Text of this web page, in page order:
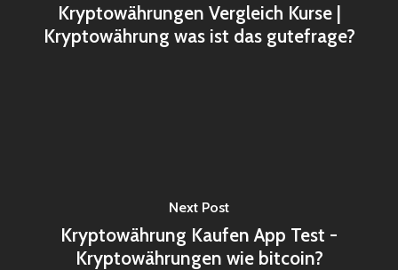
Kryptowährungen Vergleich Kurse |
Kryptowährung was ist das gutefrage?
Next Post
Kryptowährung Kaufen App Test -
Kryptowährungen wie bitcoin?